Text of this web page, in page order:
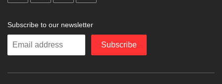
Subscribe to our newsletter
Enter
Subscribe